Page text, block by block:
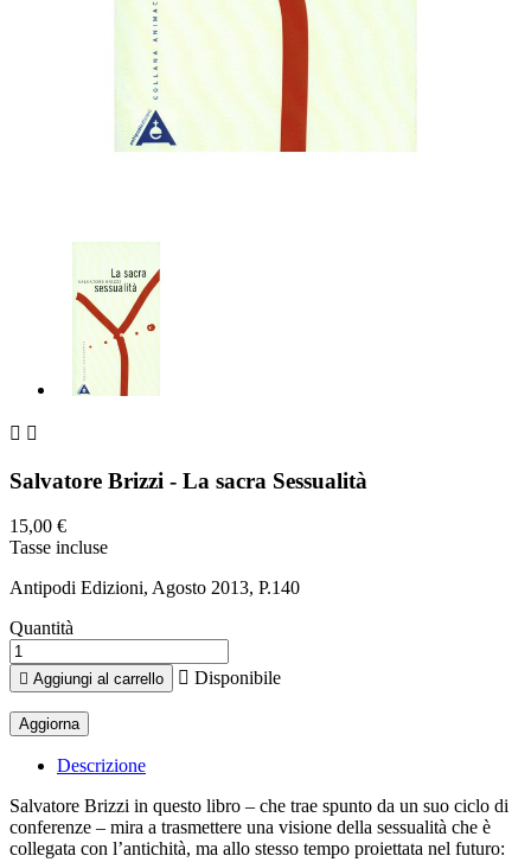
 
Salvatore Brizzi - La sacra Sessualità
15,00 €
Tasse incluse
Antipodi Edizioni, Agosto 2013, P.140
Quantità
 Aggiungi al carrello  Disponibile
Descrizione
Salvatore Brizzi in questo libro – che trae spunto da un suo ciclo di
conferenze – mira a trasmettere una visione della sessualità che è
collegata con l’antichità, ma allo stesso tempo proiettata nel futuro: